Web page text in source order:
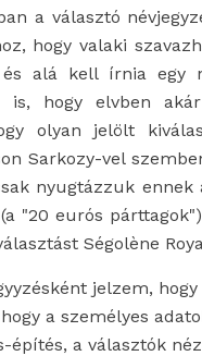
a választó
hogy valaki
és alá kell írnia egy
is, hogy elvben
olyan jelölt
Sarkozy-vel
nyugtázzuk
"20 eurós
Ségolène
jelzem,
a személyes
építés, a választók